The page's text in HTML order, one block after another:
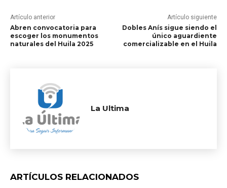
Artículo anterior
Abren convocatoria para
escoger los monumentos
naturales del Huila 2025
Artículo siguiente
Dobles Anís sigue siendo el
único aguardiente
comercializable en el Huila
La Ultima
ARTÍCULOS RELACIONADOS